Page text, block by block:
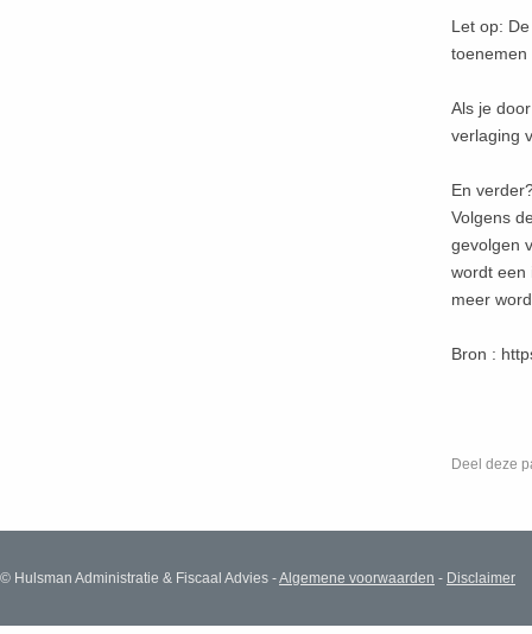
Let op:
toenemen
Als je
verlaging
En
Volgens
gevolgen
wordt een
meer
Bron :
Deel deze
© Hulsman Administratie & Fiscaal Advies -Algemene voorwaarden - Disclaimer